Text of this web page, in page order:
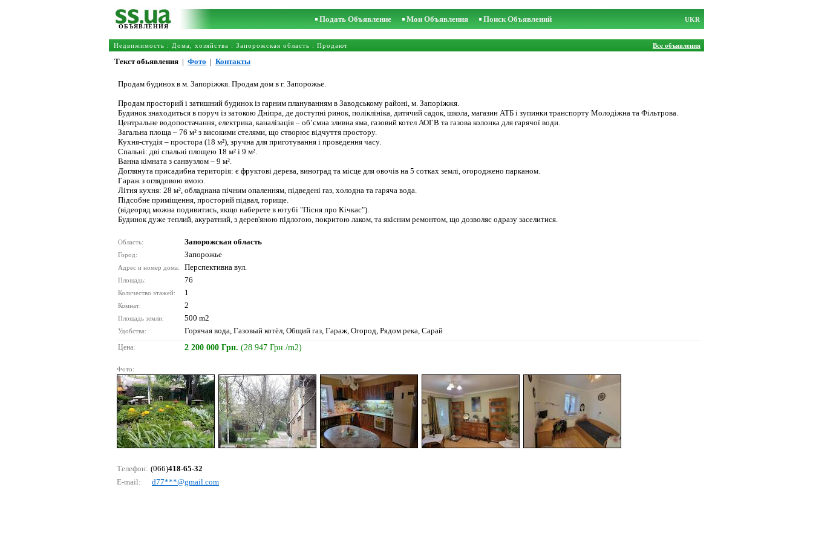
ОБЪЯВЛЕНИЯ
Подать Объявление Мои Объявления Поиск Объявлений UKR
Недвижимость : Дома, хозяйства : Запорожская область : Продают Все объявления
Текст обьявления | Фото | Контакты
Продам будинок в м. Запоріжжя. Продам дом в г. Запорожье.
Продам просторий і затишний будинок із гарним плануванням в Заводському районі, м. Запоріжжя.
Будинок знаходиться в поруч із затокою Дніпра, де доступні ринок, поліклініка, дитячий садок, школа, магазин АТБ і зупинки транспорту Молодіжна та Фільтрова.
Центральне водопостачання, електрика, каналізація – об’ємна зливна яма, газовий котел АОГВ та газова колонка для гарячої води.
Загальна площа – 76 м² з високими стелями, що створює відчуття простору.
Кухня-студія – простора (18 м²), зручна для приготування і проведення часу.
Спальні: дві спальні площею 18 м² і 9 м².
Ванна кімната з санвузлом – 9 м².
Доглянута присадибна територія: є фруктові дерева, виноград та місце для овочів на 5 сотках землі, огороджено парканом.
Гараж з оглядовою ямою.
Літня кухня: 28 м², обладнана пічним опаленням, підведені газ, холодна та гаряча вода.
Підсобне приміщення, просторий підвал, горище.
(відеоряд можна подивитись, якщо наберете в ютубі "Пісня про Кічкас").
Будинок дуже теплий, акуратний, з дерев'яною підлогою, покритою лаком, та якісним ремонтом, що дозволяє одразу заселитися.
Область: Запорожская область
Город: Запорожье
Адрес и номер дома: Перспективна вул.
Площадь: 76
Количество этажей: 1
Комнат: 2
Площадь земли: 500 m2
Удобства: Горячая вода, Газовый котёл, Общий газ, Гараж, Огород, Рядом река, Сарай
Цена: 2 200 000 Грн. (28 947 Грн./m2)
Фото:
Телефон: (066)418-65-32
E-mail:
d77***@gmаil.соm